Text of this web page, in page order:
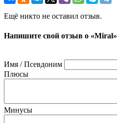
Ещё никто не оставил отзыв.
Напишите свой отзыв о «Miral»
Имя / Псевдоним
Плюсы
Минусы